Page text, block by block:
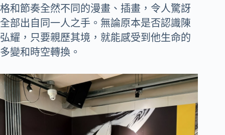
格和節奏全然不同的漫畫、插畫，令人驚訝
全部出自同一人之手。無論原本是否認識陳
弘耀，只要親歷其境，就能感受到他生命的
多變和時空轉換。